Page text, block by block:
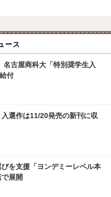
ース
名古屋商科大「特別奨学生入
付
入選作は11/20発売の新刊に収
を支援「ヨンデミーレベル本
展開